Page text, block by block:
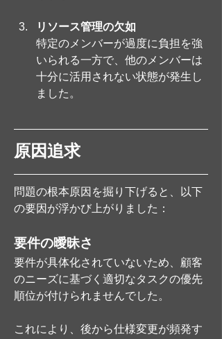
リソース管理の欠如
特定のメンバーが過度に負担を強
いられる一方で、他のメンバーは
十分に活用されない状態が発生し
ました。
原因追求
問題の根本原因を掘り下げると、以下
の要因が浮かび上がりました：
要件の曖昧さ
要件が具体化されていないため、顧客
のニーズに基づく適切なタスクの優先
順位が付けられませんでした。
これにより、後から仕様変更が頻発す